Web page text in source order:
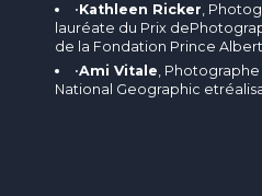
•Kathleen Ricker,
lauréate du Prix
de la Fondation Prince
•Ami Vitale,
National Geographic